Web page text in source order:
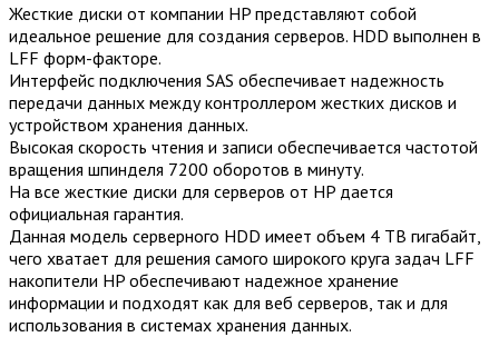
Gen8
HDD
[695842-
001]
Жесткие диски от компании HP представляют собой
идеальное решение для создания серверов. HDD выполнен в
LFF форм-факторе.
Интерфейс подключения SAS обеспечивает надежность
передачи данных между контроллером жестких дисков и
устройством хранения данных.
Высокая скорость чтения и записи обеспечивается частотой
вращения шпинделя 7200 оборотов в минуту.
На все жесткие диски для серверов от HP дается
официальная гарантия.
Данная модель серверного HDD имеет объем 4 TB гигабайт,
чего хватает для решения самого широкого круга задач LFF
накопители HP обеспечивают надежное хранение
информации и подходят как для веб серверов, так и для
использования в системах хранения данных.